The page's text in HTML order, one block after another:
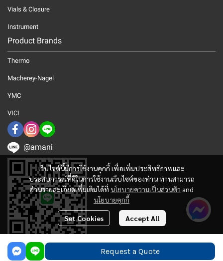
Request a Quote
เว็บไซต์นี้มีการใช้งานคุกกี้ เพื่อเพิ่มประสิทธิภาพและ
ประสบการณ์ที่ดีในการใช้งานเว็บไซต์ของท่าน ท่านสามารถ
อ่านรายละเอียดเพิ่มเติมได้ที่ นโยบายความเป็นส่วนตัว and
นโยบายคุกกี้
Set Cookies Accept All
Vials & Closure
Instrument
Product Brands
Thermo
Macherey-Nagel
YMC
VICI
@amani